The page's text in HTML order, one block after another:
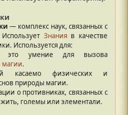
— комплекс наук, связанных с
Знанияв качестве
Используется для:
это умение для вызова
.
касаемо физических и
природы магии.
о противниках, связанных с
големы или элементали.